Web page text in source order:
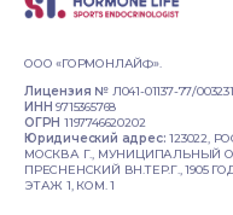
ООО «ГОРМОНЛАЙФ».
Лицензия № Л041-01137-77/
ИНН 9715365768
ОГРН 1197746620202
Юридический адрес:123022,
МОСКВА Г., МУНИЦИПАЛЬНЫЙ
ПРЕСНЕНСКИЙ ВН.ТЕР.Г., 1905
ЭТАЖ 1, КОМ. 1